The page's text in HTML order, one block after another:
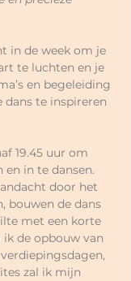
in de week om je
te luchten en je
en begeleiding
te inspireren
19.45 uur om
in te dansen.
door het
bouwen de dans
met een korte
de opbouw van
zal ik mijn